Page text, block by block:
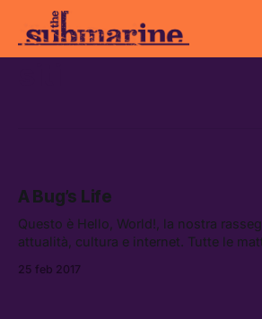
A Bug’s Life
Questo è Hello, World!, la nostra
attualità, cultura e internet. Tutte le
25 feb 2017